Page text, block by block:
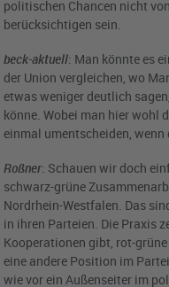
politischen Chancen nicht
berücksichtigen sein.
beck-aktuell: Man könnte es
der Union vergleichen, wo
etwas weniger deutlich
könne. Wobei man hier wohl
einmal umentscheiden, wenn
Roßner: Schauen wir doch
schwarz-grüne
Nordrhein-Westfalen. Das
in ihren Parteien. Die Praxis
Kooperationen gibt, rot-
eine andere Position im
wie vor ein Außenseiter im